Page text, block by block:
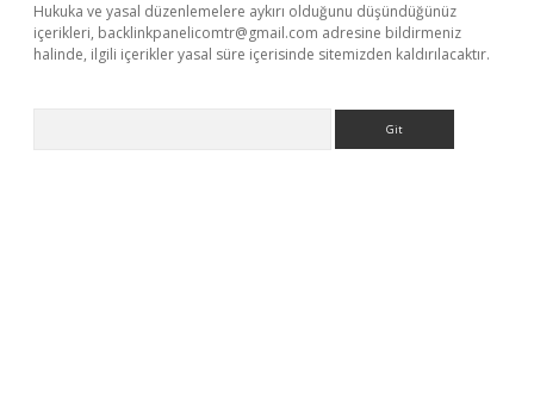
Hukuka ve yasal düzenlemelere aykırı olduğunu düşündüğünüz
içerikleri, backlinkpanelicomtr@gmail.com adresine bildirmeniz
halinde, ilgili içerikler yasal süre içerisinde sitemizden kaldırılacaktır.